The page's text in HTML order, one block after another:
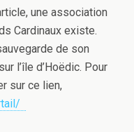
une association
Cardinaux existe.
de son
l’île d’Hoëdic. Pour
sur ce lien,